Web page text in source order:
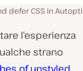
defer CSS in
l’esperienza
strano
of unstyled